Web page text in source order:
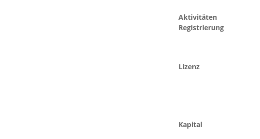
Aktivitäten
Registrierung
Lizenz
Kapital